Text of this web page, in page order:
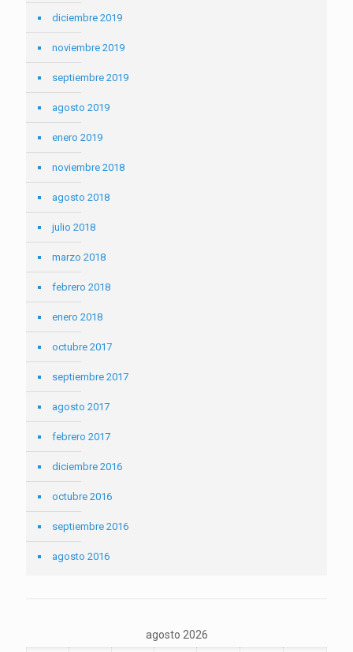
diciembre 2019
noviembre 2019
septiembre 2019
agosto 2019
enero 2019
noviembre 2018
agosto 2018
julio 2018
marzo 2018
febrero 2018
enero 2018
octubre 2017
septiembre 2017
agosto 2017
febrero 2017
diciembre 2016
octubre 2016
septiembre 2016
agosto 2016
agosto 2026